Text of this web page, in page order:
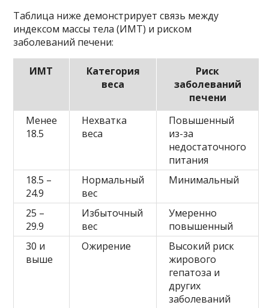
Таблица ниже демонстрирует связь между
индексом массы тела (ИМТ) и риском
заболеваний печени:
ИМТ
Категория
веса
Риск
заболеваний
печени
Менее
18.5
Нехватка
веса
Повышенный
из-за
недостаточного
питания
18.5 –
24.9
Нормальный
вес
Минимальный
25 –
29.9
Избыточный
вес
Умеренно
повышенный
30 и
выше
Ожирение
Высокий риск
жирового
гепатоза и
других
заболеваний